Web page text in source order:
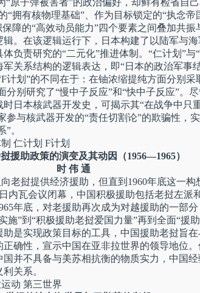
“原子弹被害者”的政治偏好，却鲜有检省自
“拥有核物理基础”、作为目标锁定的“执念帝
障的“高效动员能力”四个要素之间叠加共振
。在该逻辑运行下，日本构建了以陆军与
负责研究的“二元化”推进体制。“仁计划”与
关系结构的逻辑表达，即“日本的政治军事
计划”的不同在于：在铀浓缩提纯方面分别采
分别研究了“慢中子反应”和“快中子反应”。
日本核武器开发史，可揭示其“在战争中只
参与核武器开发的“责任切割论”的欺骗性，
。
仁计划 F计划
援助政策的演变及其动因（1956—1965）
时 伟 通
老挝提供经济援助，但直到1960年底这一构
内瓦会议闭幕，中国积极援助包括老挝左派
年底，对老援助再次成为对越援助的一部
施”到“积极援助老挝爱国力量”再到全面“援
是实现政策目标的工具，中国援助老挝旨
确性，宣示中国在亚非拉世界的领导地位
并不具备与美苏相抗衡的物质实力，中国
关系。
动 第三世界